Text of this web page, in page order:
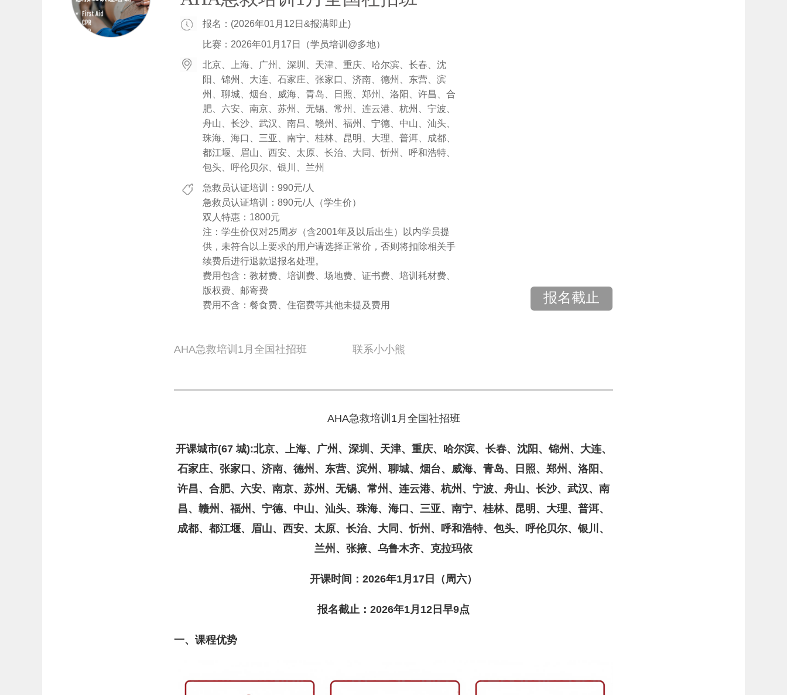
报名：(2026年01月12日&报满即止)
比赛：2026年01月17日（学员培训@多地）
北京、上海、广州、深圳、天津、重庆、哈尔滨、长春、沈
阳、锦州、大连、石家庄、张家口、济南、德州、东营、滨
州、聊城、烟台、威海、青岛、日照、郑州、洛阳、许昌、合
肥、六安、南京、苏州、无锡、常州、连云港、杭州、宁波、
舟山、长沙、武汉、南昌、赣州、福州、宁德、中山、汕头、
珠海、海口、三亚、南宁、桂林、昆明、大理、普洱、成都、
都江堰、眉山、西安、太原、长治、大同、忻州、呼和浩特、
包头、呼伦贝尔、银川、兰州
急救员认证培训：990元/人
急救员认证培训：890元/人（学生价）
双人特惠：1800元
注：学生价仅对25周岁（含2001年及以后出生）以内学员提
供，未符合以上要求的用户请选择正常价，否则将扣除相关手
续费后进行退款退报名处理。
费用包含：教材费、培训费、场地费、证书费、培训耗材费、
版权费、邮寄费
费用不含：餐食费、住宿费等其他未提及费用
报名截止
AHA急救培训1月全国社招班 联系小小熊
AHA急救培训1月全国社招班
开课城市(67 城):北京、上海、广州、深圳、天津、重庆、哈尔滨、长春、沈阳、锦州、大连、
石家庄、张家口、济南、德州、东营、滨州、聊城、烟台、威海、青岛、日照、郑州、洛阳、
许昌、合肥、六安、南京、苏州、无锡、常州、连云港、杭州、宁波、舟山、长沙、武汉、南
昌、赣州、福州、宁德、中山、汕头、珠海、海口、三亚、南宁、桂林、昆明、大理、普洱、
成都、都江堰、眉山、西安、太原、长治、大同、忻州、呼和浩特、包头、呼伦贝尔、银川、
兰州、张掖、乌鲁木齐、克拉玛依
开课时间：2026年1月17日（周六）
报名截止：2026年1月12日早9点
一、课程优势